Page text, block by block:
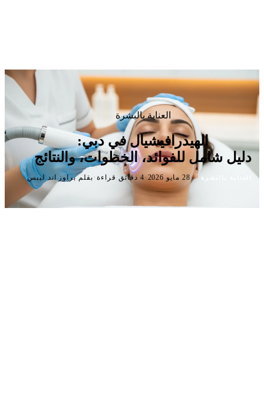
العناية بالبشرة
الهيدرافيشيال في دبي:
دليل شامل للفوائد، الخطوات، والنتائج
العناية بالبشرة ·28 مايو 2026 ·4 دقائق قراءة ·بقلم براوز اند ليبس